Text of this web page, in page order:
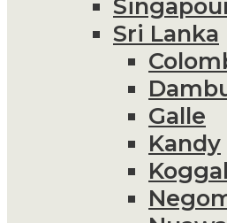
Sri Lanka
Galle
Kandy